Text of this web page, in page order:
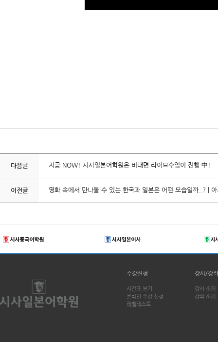
다음글 지금 NOW! 시사일본어학원은 비대면 라이브수업이 진행 中!
이전글 영화 속에서 만나볼 수 있는 한국과 일본은 어떤 모습일까..? |
수강신청
시간표 보기
온라인 수강 신청
레벨테스트
강사/강좌
강사 소개
강좌 소개